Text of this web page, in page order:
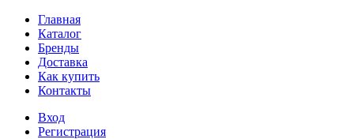
Главная
Каталог
Бренды
Доставка
Как купить
Контакты
Вход
Регистрация